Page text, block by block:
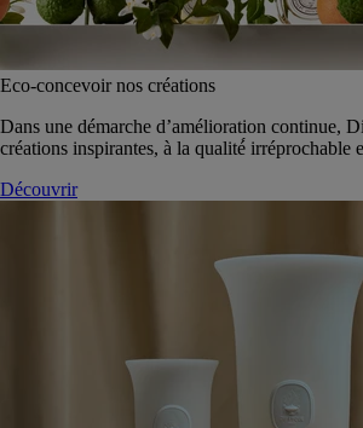
Eco-concevoir nos créations
Dans une démarche d’amélioration continue,
créations inspirantes, à la qualité́ irréprochable
Découvrir